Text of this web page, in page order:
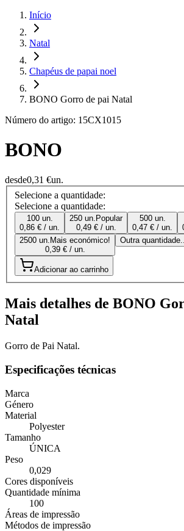
Início
Natal
Chapéus de papai noel
BONO Gorro de pai Natal
Número do artigo: 15CX1015
BONO
desde0,31 €un.
Selecione a quantidade:
Selecione a quantidade:
100 un.
0,86 € / un.
250 un. Popular
0,49 € / un.
500 un.
0,47 € / un.
2500 un. Mais económico!
0,39 € / un.
Outra
Adicionar ao carrinho
Mais detalhes de BONO
Natal
Gorro de Pai Natal.
Especificações técnicas
Marca
Género
Material
Polyester
Tamanho
ÚNICA
Peso
0,029
Cores disponíveis
Quantidade mínima
100
Áreas de impressão
Métodos de impressão